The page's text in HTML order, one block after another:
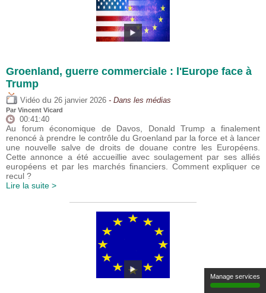
Groenland, guerre commerciale : l'Europe face à
Trump
Vidéo du 26 janvier 2026 - Dans les médias
Par Vincent Vicard
00:41:40
Au forum économique de Davos, Donald Trump a finalement
renoncé à prendre le contrôle du Groenland par la force et à lancer
une nouvelle salve de droits de douane contre les Européens.
Cette annonce a été accueillie avec soulagement par ses alliés
européens et par les marchés financiers. Comment expliquer ce
recul ?
Lire la suite >
Manage services